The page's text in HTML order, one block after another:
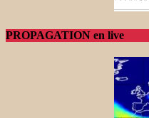
PROPAGATION en live